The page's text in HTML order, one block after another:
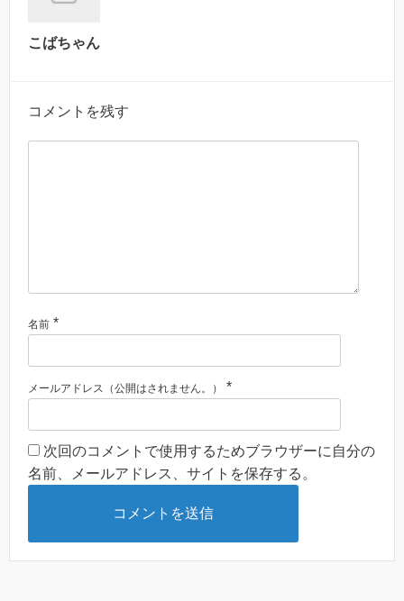
こばちゃん
コメントを残す
名前 *
メールアドレス（公開はされません。） *
次回のコメントで使用するためブラウザーに自分の
名前、メールアドレス、サイトを保存する。